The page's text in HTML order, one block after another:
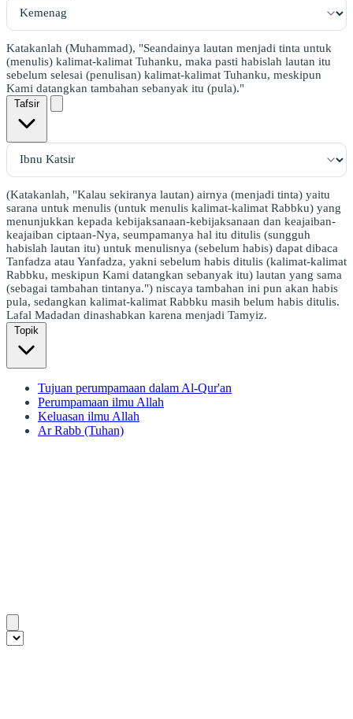
Katakanlah (Muhammad), "Seandainya lautan menjadi tinta untuk
(menulis) kalimat-kalimat Tuhanku, maka pasti habislah lautan itu
sebelum selesai (penulisan) kalimat-kalimat Tuhanku, meskipun
Kami datangkan tambahan sebanyak itu (pula)."
Tafsir
(Katakanlah, "Kalau sekiranya lautan) airnya (menjadi tinta) yaitu
sarana untuk menulis (untuk menulis kalimat-kalimat Rabbku) yang
menunjukkan kepada kebijaksanaan-kebijaksanaan dan keajaiban-
keajaiban ciptaan-Nya, seumpamanya hal itu ditulis (sungguh
habislah lautan itu) untuk menulisnya (sebelum habis) dapat dibaca
Tanfadza atau Yanfadza, yakni sebelum habis ditulis (kalimat-kalimat
Rabbku, meskipun Kami datangkan sebanyak itu) lautan yang sama
(sebagai tambahan tintanya.") niscaya tambahan ini pun akan habis
pula, sedangkan kalimat-kalimat Rabbku masih belum habis ditulis.
Lafal Madadan dinashabkan karena menjadi Tamyiz.
Topik
Tujuan perumpamaan dalam Al-Qur'an
Perumpamaan ilmu Allah
Keluasan ilmu Allah
Ar Rabb (Tuhan)